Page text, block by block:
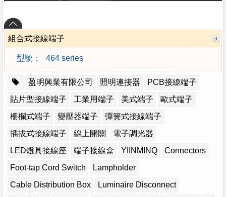
組合式接線端子
型號： 464 series
盈明興業有限公司 照明連接器
PCB接線端子
貼片型接線端子
工業用端子 美式端子
歐式端子
柵欄式端子
變壓器端子
彈簧式接線端子
插拔式接線端子
線上開關
電子調光器
LED燈具接線座
端子接線盒 YIINMINQ
Connectors
Foot-tap Cord Switch
Lampholder
Cable Distribution Box
Luminaire Disconnect